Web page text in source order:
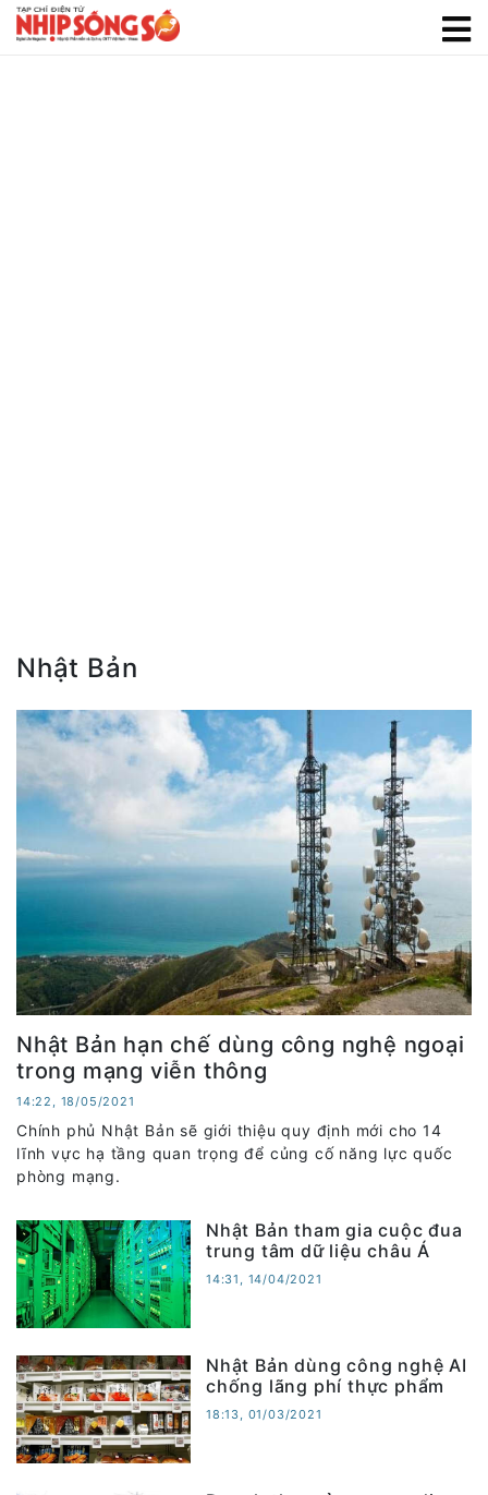
Nhật Bản
Nhật Bản hạn chế dùng công nghệ ngoại
trong mạng viễn thông
14:22, 18/05/2021
Chính phủ Nhật Bản sẽ giới thiệu quy định mới cho 14
lĩnh vực hạ tầng quan trọng để củng cố năng lực quốc
phòng mạng.
Nhật Bản tham gia cuộc đua
trung tâm dữ liệu châu Á
14:31, 14/04/2021
Nhật Bản dùng công nghệ AI
chống lãng phí thực phẩm
18:13, 01/03/2021